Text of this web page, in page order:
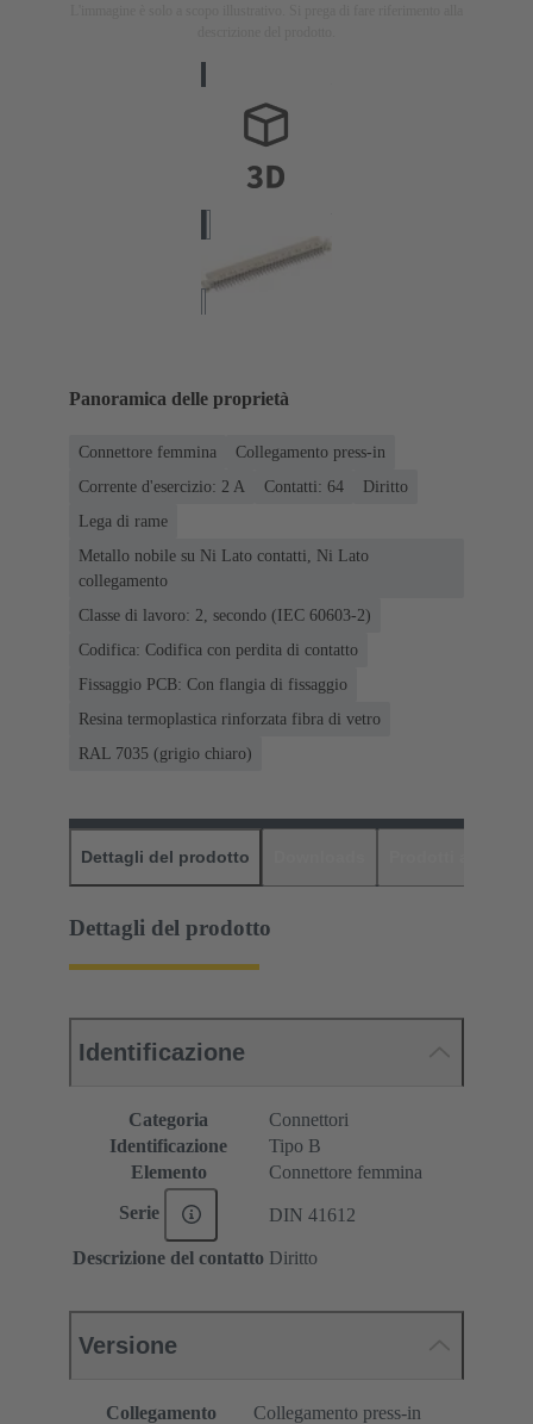
Panoramica delle proprietà
Connettore femmina
Collegamento press-in
Corrente d'esercizio: ‌2 A
Contatti: 64
Diritto
Lega di rame
Metallo nobile su Ni Lato contatti, Ni Lato
collegamento
Classe di lavoro: 2, secondo (IEC 60603-2)
Codifica: Codifica con perdita di contatto
Fissaggio PCB: Con flangia di fissaggio
Resina termoplastica rinforzata fibra di vetro
RAL 7035 (grigio chiaro)
Dettagli del prodotto
Dettagli del prodotto
Identificazione
Categoria
Connettori
Identificazione
Tipo B
Elemento
Connettore femmina
Serie DIN 41612
Descrizione del contatto Diritto
Versione
Collegamento
Collegamento press-in